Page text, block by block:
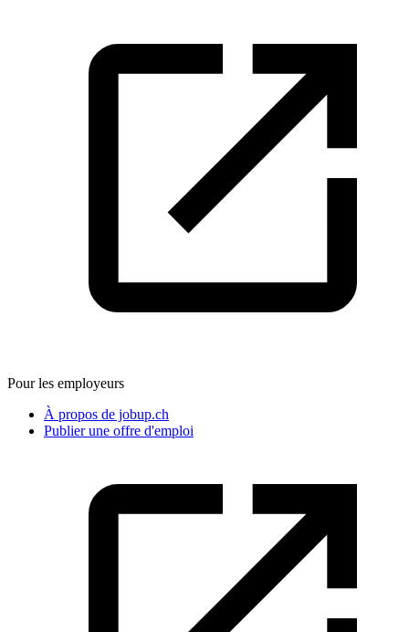
Pour les employeurs
À propos de jobup.ch
Publier une offre d'emploi